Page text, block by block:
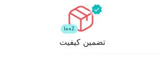
تضمین کیفیت